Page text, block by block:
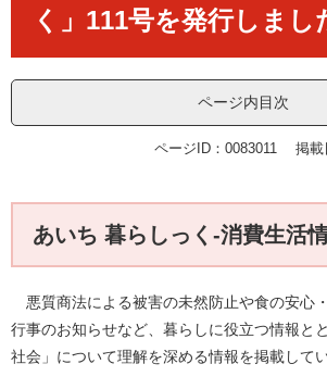
く」111号を発行しまし
ページ内目次
ページID：0083011 掲載
あいち 暮らしっく-消費生活
悪質商法による被害の未然防止や食の安心
行事のお知らせなど、暮らしに役立つ情報と
社会」について理解を深める情報を掲載してい